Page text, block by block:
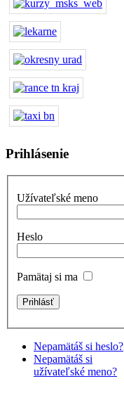
Prihlásenie
Užívateľské meno
Heslo
Pamätaj si ma
Nepamätáš si heslo?
Nepamätáš si
užívateľské meno?